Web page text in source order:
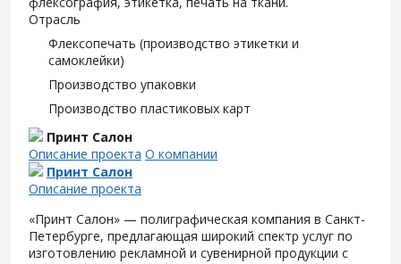
Отрасль
Флексопечать (производство этикетки и
самоклейки)
Производство упаковки
Производство пластиковых карт
Принт Салон
Описание проекта О компании
Принт Салон
Описание проекта
«Принт Салон» — полиграфическая компания в Санкт-
Петербурге, предлагающая широкий спектр услуг по
изготовлению рекламной и сувенирной продукции с